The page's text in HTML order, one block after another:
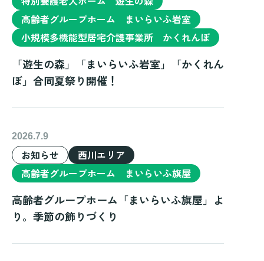
高齢者グループホーム まいらいふ岩室
小規模多機能型居宅介護事業所 かくれんぼ
「遊生の森」「まいらいふ岩室」「かくれん
ぼ」合同夏祭り開催！
2026.7.9
お知らせ
西川エリア
高齢者グループホーム まいらいふ旗屋
高齢者グループホーム「まいらいふ旗屋」よ
り。季節の飾りづくり